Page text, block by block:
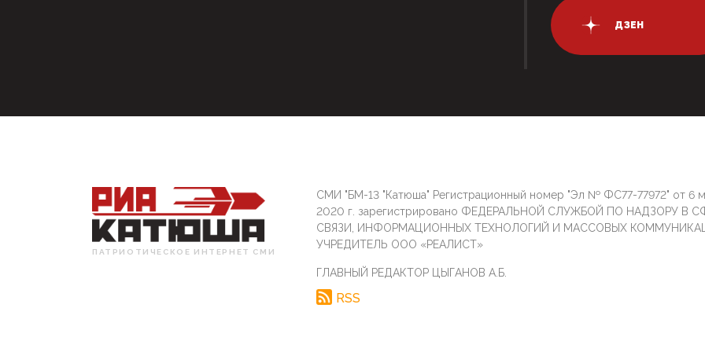
ДЗЕН
ПАТРИОТИЧЕСКОЕ ИНТЕРНЕТ СМИ
СМИ "БМ-13 "Катюша" Регистрационный номер "Эл № ФС77-77972" от 6
2020 г. зарегистрировано ФЕДЕРАЛЬНОЙ СЛУЖБОЙ ПО НАДЗОРУ В
СВЯЗИ, ИНФОРМАЦИОННЫХ ТЕХНОЛОГИЙ И МАССОВЫХ
УЧРЕДИТЕЛЬ ООО «РЕАЛИСТ»
ГЛАВНЫЙ РЕДАКТОР ЦЫГАНОВ А.Б.
RSS